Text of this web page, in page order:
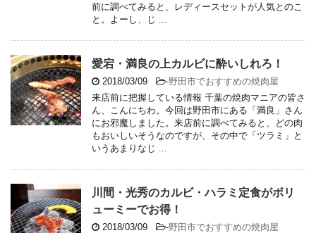
前に調べてみると、レディースセットが人気とのこ
と。よーし、じ ...
愛宕・満良の上カルビに酔いしれろ！
2018/03/09 -野田市でおすすめの焼肉屋
来店前に把握している情報 千葉の焼肉マニアの皆さ
ん、こんにちわ。今回は野田市にある「満良」さん
にお邪魔しました。来店前に調べてみると、どの肉
もおいしいそうなのですが、その中で「ツラミ」と
いうあまりなじ ...
川間・光秀のカルビ・ハラミ定食がボリ
ューミーでお得！
2018/03/09 -野田市でおすすめの焼肉屋